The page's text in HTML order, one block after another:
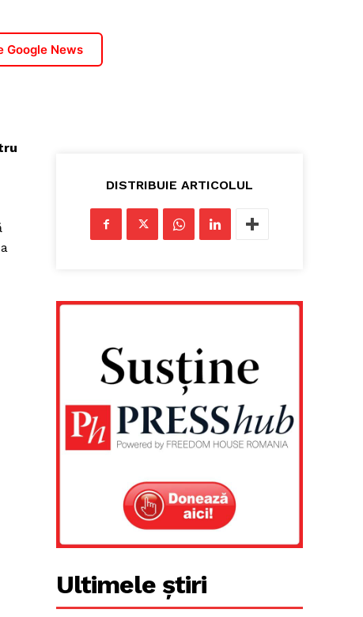
Google News
DISTRIBUIE ARTICOLUL
Ultimele știri